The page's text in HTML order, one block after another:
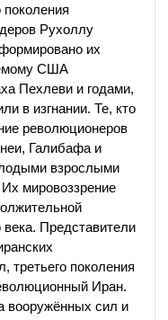
поколения
Рухоллу
их
США
Пехлеви и годами,
в изгнании. Те, кто
революционеров
Галибафа и
взрослыми
мировоззрение
Представители
третьего поколения
Иран.
вооружённых сил и